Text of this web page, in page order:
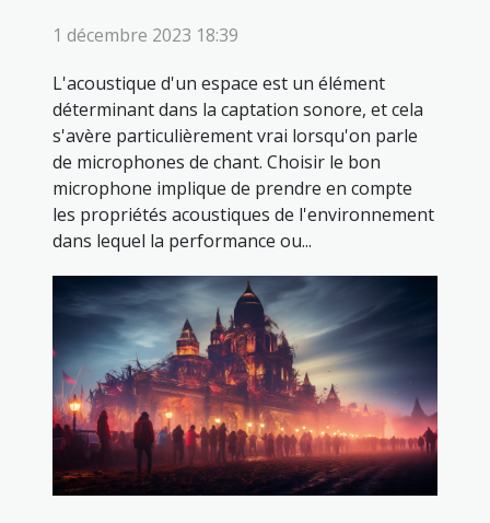
1 décembre 2023 18:39
L'acoustique d'un espace est un élément
déterminant dans la captation sonore, et cela
s'avère particulièrement vrai lorsqu'on parle
de microphones de chant. Choisir le bon
microphone implique de prendre en compte
les propriétés acoustiques de l'environnement
dans lequel la performance ou...